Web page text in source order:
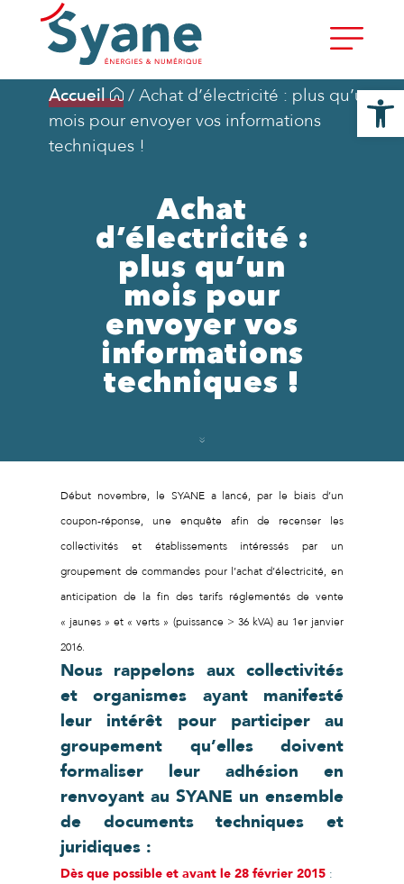
Accueil /Achat d’électricité : plus qu’un
mois pour envoyer vos informations
techniques !
Achat
d’électricité :
plus qu’un
mois pour
envoyer vos
informations
techniques !
Début novembre, le SYANE a lancé, par le biais d’un
coupon-réponse, une enquête afin de recenser les
collectivités et établissements intéressés par un
groupement de commandes pour l’achat d’électricité, en
anticipation de la fin des tarifs réglementés de vente
« jaunes » et « verts » (puissance > 36 kVA) au 1er janvier
2016.
Nous rappelons aux collectivités
et organismes ayant manifesté
leur intérêt pour participer au
groupement qu’elles doivent
formaliser leur adhésion en
renvoyant au SYANE un ensemble
de documents techniques et
juridiques :
Dès que possible et avant le 28 février 2015 :
Ouvrir